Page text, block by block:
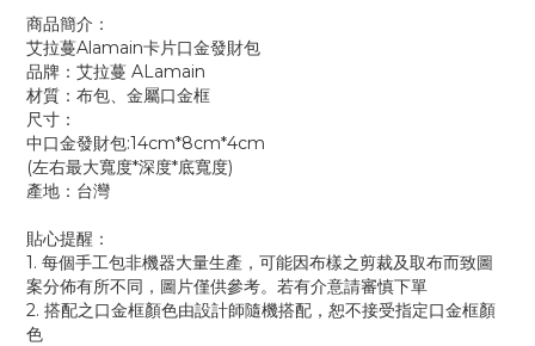
商品簡介：
艾拉蔓Alamain卡片口金發財包
品牌：艾拉蔓 ALamain
材質：布包、金屬口金框
尺寸：
中口金發財包:14cm*8cm*4cm
(左右最大寬度*深度*底寬度)
產地：台灣
貼心提醒：
1. 每個手工包非機器大量生產，可能因布樣之剪裁及取布而致圖
案分佈有所不同，圖片僅供參考。若有介意請審慎下單
2. 搭配之口金框顏色由設計師隨機搭配，恕不接受指定口金框顏
色